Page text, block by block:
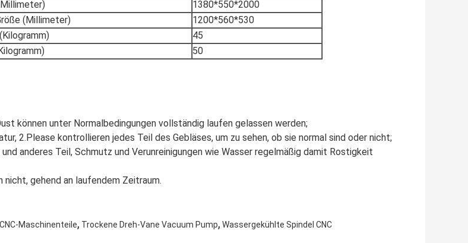
1380*550*2000
(Millimeter)
1200*560*530
45
50
können unter Normalbedingungen vollständig laufen gelassen werden;
2.Please kontrollieren jedes Teil des Gebläses, um zu sehen, ob sie normal sind oder nicht;
und anderes Teil, Schmutz und Verunreinigungen wie Wasser regelmäßig damit Rostigkeit
nicht, gehend an laufendem Zeitraum.
CNC-Maschinenteile, Trockene Dreh-Vane Vacuum Pump, Wassergekühlte Spindel CNC